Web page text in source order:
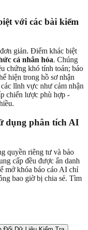
với các bài kiểm
giản. Điểm khác biệt
cá nhân hóa. Chúng
chứng khó tính toán; báo
hiện trong hồ sơ nhận
lĩnh vực như cảm nhận
chiến lược phù hợp -
dụng phân tích AI
quyền riêng tư và bảo
cấp đều được ẩn danh
mở khóa báo cáo AI chỉ
bao giờ bị chia sẻ. Tìm